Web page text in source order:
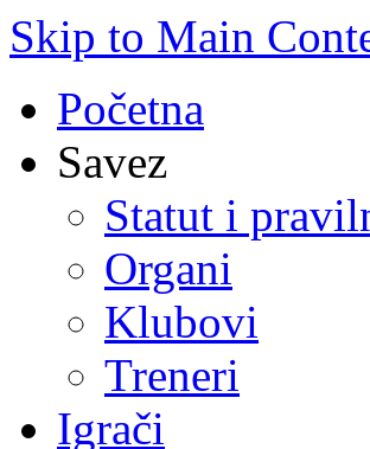
Skip to Main
Početna
Savez
Statut i
Organi
Klubovi
Treneri
Igrači